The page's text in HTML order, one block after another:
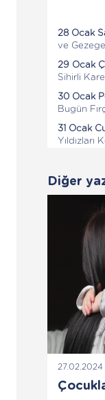
28 Ocak
ve
29 Ocak
Sihirli
30 Ocak
Bugün
31 Ocak
Yıldızları
Diğer
27.02.2024